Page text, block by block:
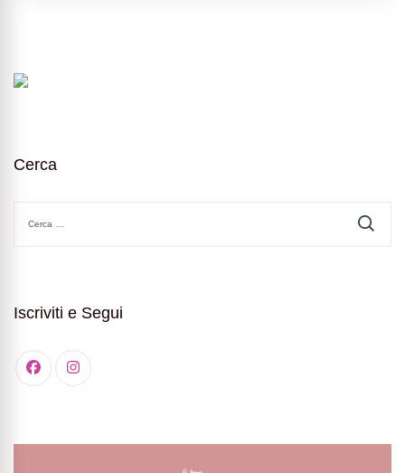
Cerca
per:
Iscriviti e Segui